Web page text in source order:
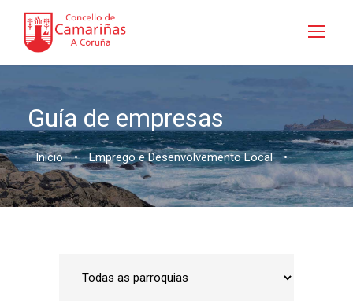
Guía de empresas
Inicio • Emprego e Desenvolvemento Local •